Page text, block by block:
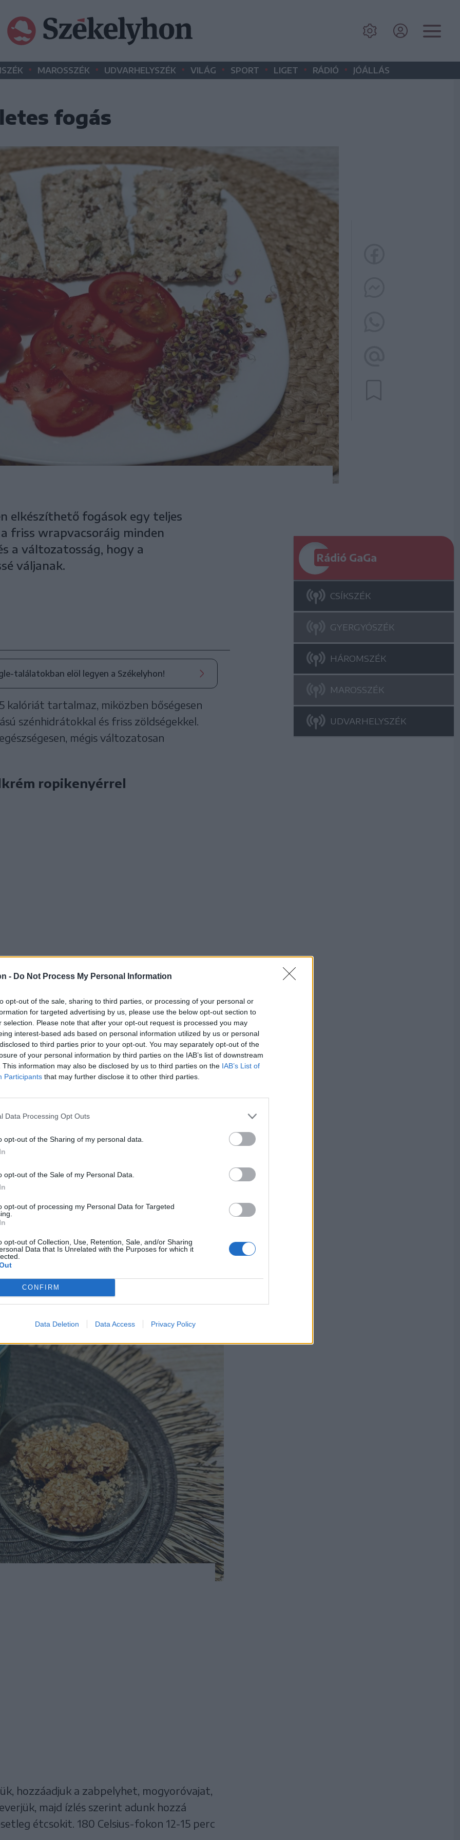
- Do Not Process My Personal Information
opt-out of the sale, sharing to third parties, or processing of your personal or
for targeted advertising by us, please use the below opt-out section to
selection. Please note that after your opt-out request is processed you may
interest-based ads based on personal information utilized by us or personal
to third parties prior to your opt-out. You may separately opt-out of the
of your personal information by third parties on the IAB’s list of downstream
This information may also be disclosed by us to third parties on the IAB’s List of
Participants that may further disclose it to other third parties.
Data Processing Opt Outs
opt-out of the Sharing of my personal data.
opt-out of the Sale of my Personal Data.
opt-out of processing my Personal Data for Targeted
opt-out of Collection, Use, Retention, Sale, and/or Sharing
Data that Is Unrelated with the Purposes for which it
CONFIRM
Data Deletion Data Access Privacy Policy
• MAROSSZÉK • UDVARHELYSZÉK • VILÁG • SPORT • LIGET • RÁDIÓ • JÓÁLLÁS
fogás
elkészíthető fogások egy teljes
friss wrapvacsoráig minden
a változatosság, hogy a
váljanak.
találatokban elöl legyen a Székelyhon!
kalóriát tartalmaz, miközben bőségesen
szénhidrátokkal és friss zöldségekkel.
mégis változatosan
ropikenyérrel
majd az így kapott tonhalkrémet
fogyasztjuk.
keksz
hozzáadjuk a zabpelyhet, mogyoróvajat,
majd ízlés szerint adunk hozzá
étcsokit. 180 Celsius-fokon 12-15 perc
Rádió GaGa
CSÍKSZÉK
GYERGYÓSZÉK
HÁROMSZÉK
MAROSSZÉK
UDVARHELYSZÉK